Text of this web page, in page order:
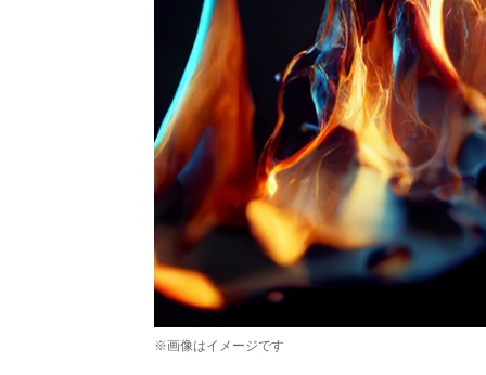
※画像はイメージです